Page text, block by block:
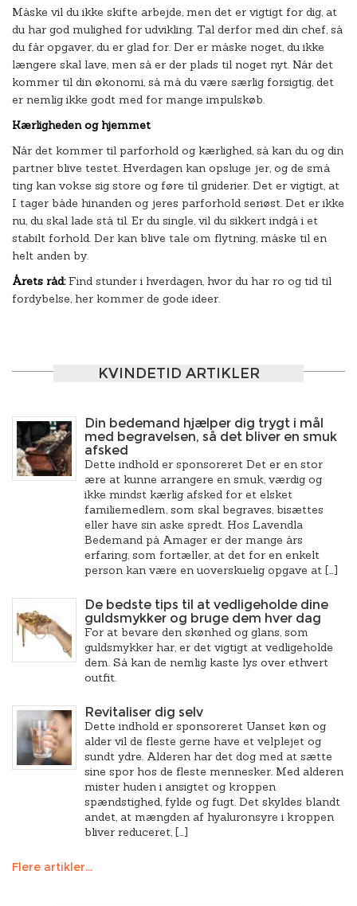
Måske vil du ikke skifte arbejde, men det er vigtigt for dig, at
du har god mulighed for udvikling. Tal derfor med din chef, så
du får opgaver, du er glad for. Der er måske noget, du ikke
længere skal lave, men så er der plads til noget nyt. Når det
kommer til din økonomi, så må du være særlig forsigtig, det
er nemlig ikke godt med for mange impulskøb.
Kærligheden og hjemmet
Når det kommer til parforhold og kærlighed, så kan du og din
partner blive testet. Hverdagen kan opsluge jer, og de små
ting kan vokse sig store og føre til gniderier. Det er vigtigt, at
I tager både hinanden og jeres parforhold seriøst. Det er ikke
nu, du skal lade stå til. Er du single, vil du sikkert indgå i et
stabilt forhold. Der kan blive tale om flytning, måske til en
helt anden by.
Årets råd:Find stunder i hverdagen, hvor du har ro og tid til
fordybelse, her kommer de gode ideer.
KVINDETID ARTIKLER
Din bedemand hjælper dig trygt i mål
med begravelsen, så det bliver en smuk
afsked
Dette indhold er sponsoreret Det er en stor
ære at kunne arrangere en smuk, værdig og
ikke mindst kærlig afsked for et elsket
familiemedlem, som skal begraves, bisættes
eller have sin aske spredt. Hos Lavendla
Bedemand på Amager er der mange års
erfaring, som fortæller, at det for en enkelt
person kan være en uoverskuelig opgave at […]
De bedste tips til at vedligeholde dine
guldsmykker og bruge dem hver dag
For at bevare den skønhed og glans, som
guldsmykker har, er det vigtigt at vedligeholde
dem. Så kan de nemlig kaste lys over ethvert
outfit.
Revitaliser dig selv
Dette indhold er sponsoreret Uanset køn og
alder vil de fleste gerne have et velplejet og
sundt ydre. Alderen har det dog med at sætte
sine spor hos de fleste mennesker. Med alderen
mister huden i ansigtet og kroppen
spændstighed, fylde og fugt. Det skyldes blandt
andet, at mængden af hyaluronsyre i kroppen
bliver reduceret, […]
Flere artikler...